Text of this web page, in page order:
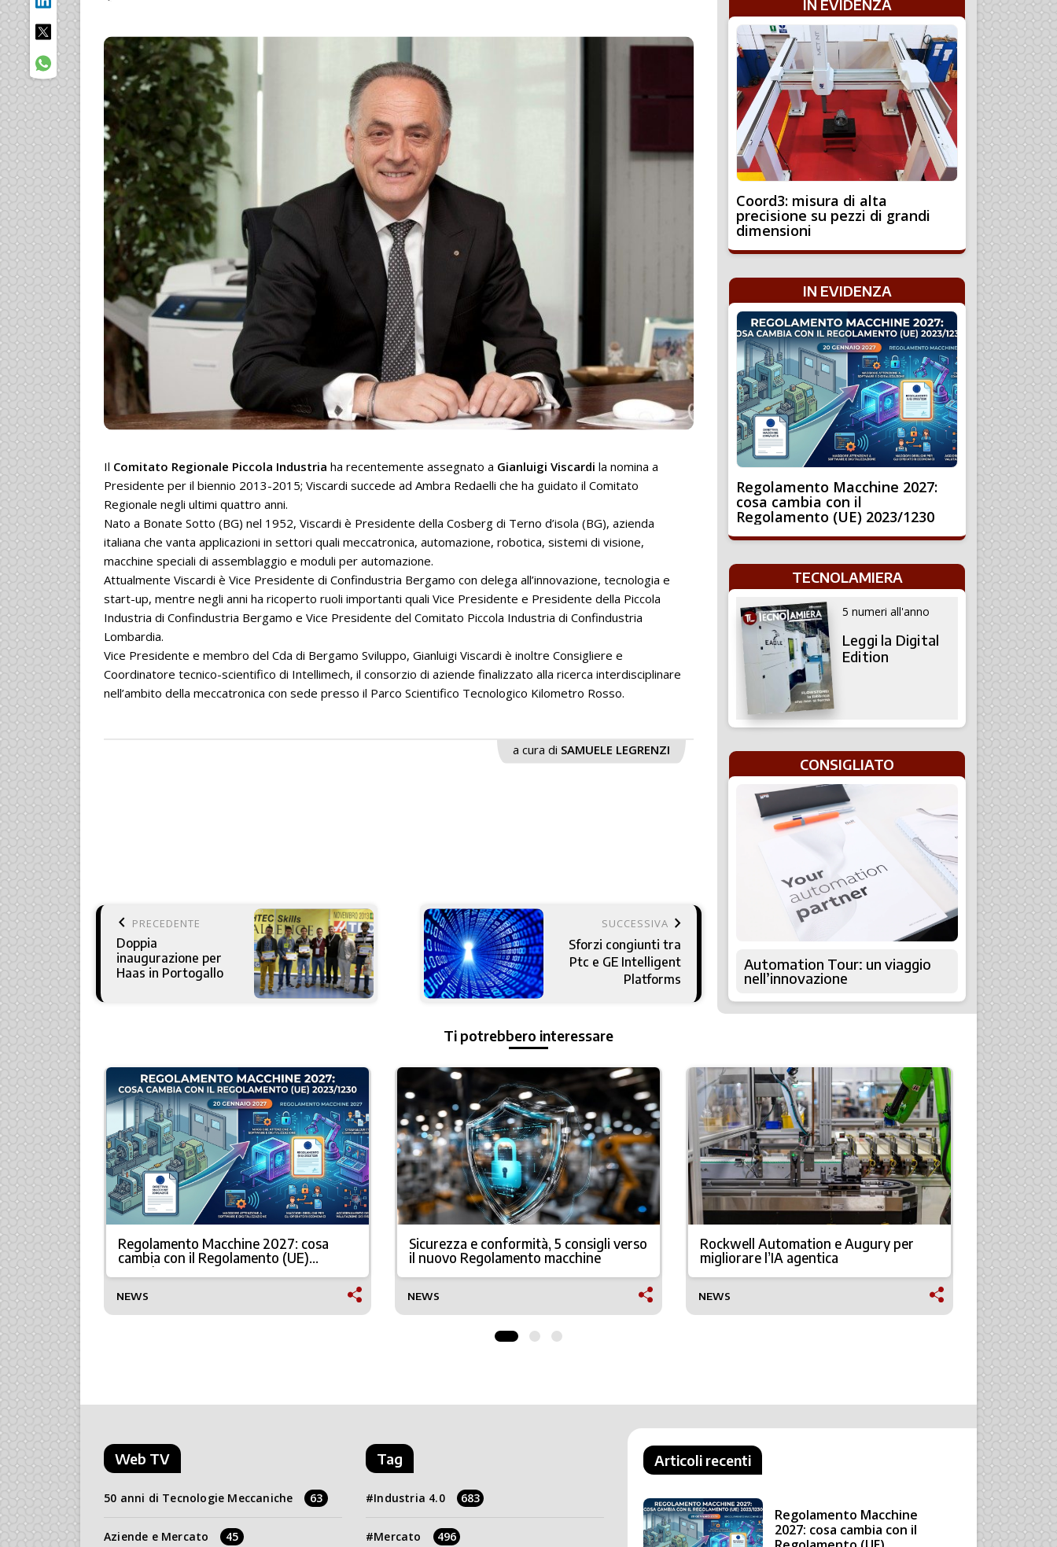
Il Comitato Regionale Piccola Industria ha recentemente assegnato a Gianluigi Viscardi la nomina a
Presidente per il biennio 2013-2015; Viscardi succede ad Ambra Redaelli che ha guidato il Comitato
Regionale negli ultimi quattro anni.
Nato a Bonate Sotto (BG) nel 1952, Viscardi è Presidente della Cosberg di Terno d’isola (BG), azienda
italiana che vanta applicazioni in settori quali meccatronica, automazione, robotica, sistemi di visione,
macchine speciali di assemblaggio e moduli per automazione.
Attualmente Viscardi è Vice Presidente di Confindustria Bergamo con delega all’innovazione, tecnologia e
start-up, mentre negli anni ha ricoperto ruoli importanti quali Vice Presidente e Presidente della Piccola
Industria di Confindustria Bergamo e Vice Presidente del Comitato Piccola Industria di Confindustria
Lombardia.
Vice Presidente e membro del Cda di Bergamo Sviluppo, Gianluigi Viscardi è inoltre Consigliere e
Coordinatore tecnico-scientifico di Intellimech, il consorzio di aziende finalizzato alla ricerca interdisciplinare
nell’ambito della meccatronica con sede presso il Parco Scientifico Tecnologico Kilometro Rosso.
a cura di SAMUELE LEGRENZI
keyboard_arrow_left PRECEDENTE
Doppia
inaugurazione per
Haas in Portogallo
SUCCESSIVA keyboard_arrow_right
Sforzi congiunti tra
Ptc e GE Intelligent
Platforms
IN EVIDENZA
Coord3: misura di alta
precisione su pezzi di grandi
dimensioni
IN EVIDENZA
Regolamento Macchine 2027:
cosa cambia con il
Regolamento (UE) 2023/1230
TECNOLAMIERA
5 numeri all'anno
Leggi la Digital
Edition
CONSIGLIATO
Automation Tour: un viaggio
nell’innovazione
Ti potrebbero interessare
la
Regolamento Macchine 2027: cosa
cambia con il Regolamento (UE)
2023/1230
NEWS
Sicurezza e conformità, 5 consigli verso
il nuovo Regolamento macchine
NEWS
Rockwell Automation e Augury per
migliorare l’IA agentica
NEWS
Soraluce
avanzate
Web TV
50 anni di Tecnologie Meccaniche 63
Aziende e Mercato 45
Tag
Industria 4.0 683
Mercato 496
Articoli recenti
Regolamento Macchine
2027: cosa cambia con il